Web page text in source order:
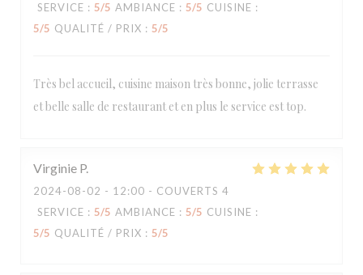
SERVICE : 5/5 AMBIANCE : 5/5 CUISINE :
5/5 QUALITÉ / PRIX : 5/5
Très bel accueil, cuisine maison très bonne, jolie terrasse
et belle salle de restaurant et en plus le service est top.
Virginie P
2024-08-02 - 12:00 - COUVERTS 4
SERVICE : 5/5 AMBIANCE : 5/5 CUISINE :
5/5 QUALITÉ / PRIX : 5/5